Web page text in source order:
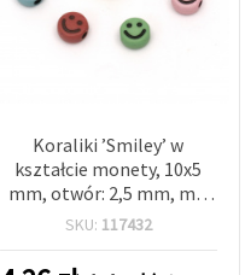
Koraliki ’Smiley’ w
kształcie monety, 10x5
mm, otwór: 2,5 mm, mix
kolorów - 20 g (~52 szt.)
SKU: 117432